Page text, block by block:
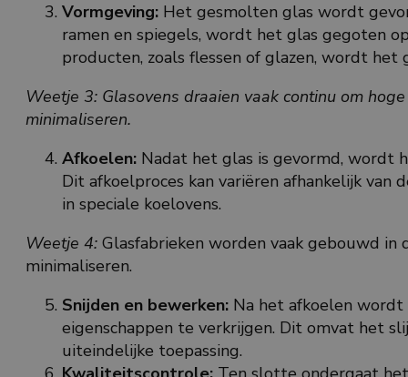
Vormgeving: Het gesmolten glas wordt
ramen en spiegels, wordt het glas gegoten
producten, zoals flessen of glazen, wordt
Weetje 3: Glasovens draaien vaak continu om
minimaliseren.
Afkoelen: Nadat het glas is gevormd, wordt
Dit afkoelproces kan variëren afhankelijk
in speciale koelovens.
Weetje 4: Glasfabrieken worden vaak gebouwd
minimaliseren.
Snijden en bewerken: Na het afkoelen
eigenschappen te verkrijgen. Dit omvat het
uiteindelijke toepassing.